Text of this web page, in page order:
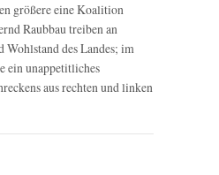
größere eine Koalition
Raubbau treiben an
Wohlstand des Landes; im
ein unappetitliches
aus rechten und linken